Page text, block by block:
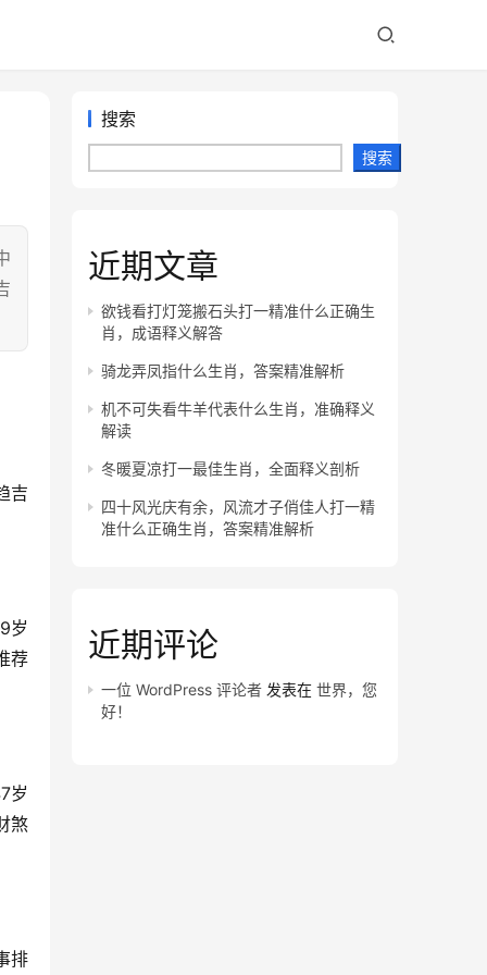
吉
岁
荐
岁
煞
排
搜索
搜索
近期文章
欲钱看打灯笼搬石头打一精准什么正确生
肖，成语释义解答
骑龙弄凤指什么生肖，答案精准解析
机不可失看牛羊代表什么生肖，准确释义
解读
冬暖夏凉打一最佳生肖，全面释义剖析
四十风光庆有余，风流才子俏佳人打一精
准什么正确生肖，答案精准解析
近期评论
一位 WordPress 评论者 发表在 世界，您
好！